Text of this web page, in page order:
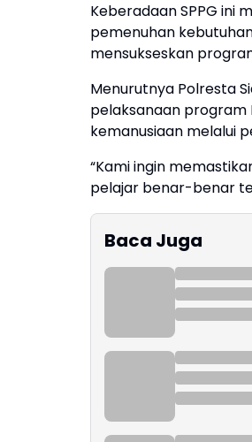
Keberadaan SPPG ini
pemenuhan
mensukseskan
Menurutnya Polresta
pelaksanaan program
kemanusiaan melalui
“Kami ingin
pelajar benar-benar
Baca Juga